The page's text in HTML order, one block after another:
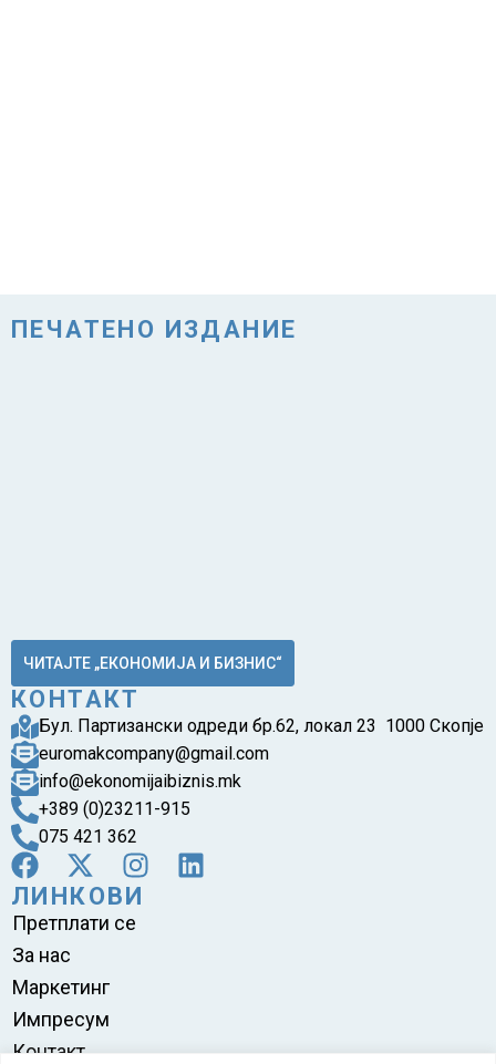
ПЕЧАТЕНО ИЗДАНИЕ
ЧИТАЈТЕ „ЕКОНОМИЈА И БИЗНИС“
КОНТАКТ
Бул. Партизански одреди бр.62, локал 23 1000 Скопје
euromakcompany@gmail.com
info@ekonomijaibiznis.mk
+389 (0)23211-915
075 421 362
ЛИНКОВИ
Претплати се
За нас
Маркетинг
Импресум
Контакт